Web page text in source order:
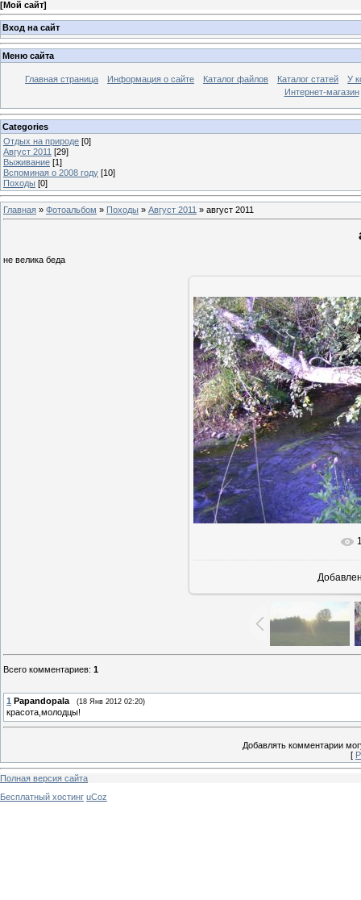
[Мой сайт]
Вход на сайт
Меню сайта
Главная страница Информация о сайте Каталог файлов Каталог статей
У
Интернет-магазин
Categories
Отдых на природе [0]
Август 2011 [29]
Выживание [1]
Вспоминая о 2008 году [10]
Походы [0]
Главная » Фотоальбом » Походы » Август 2011 » август 2011
не велика беда
В
Всего комментариев: 1
1 Papandopala (18 Янв 2012 02:20)
красота,молодцы!
Добавлять комментарии
[
Полная версия сайта
Бесплатный хостинг uCoz